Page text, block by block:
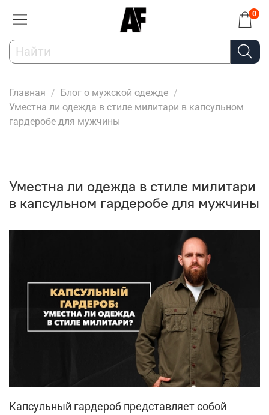
0
Главная
Блог о мужской одежде
Уместна ли одежда в стиле милитари в капсульном
гардеробе для мужчины
Уместна ли одежда в стиле милитари
в капсульном гардеробе для мужчины
Капсульный гардероб представляет собой